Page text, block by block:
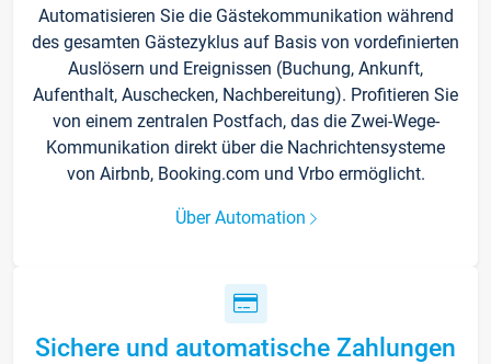
Automatisieren Sie die Gästekommunikation während
des gesamten Gästezyklus auf Basis von vordefinierten
Auslösern und Ereignissen (Buchung, Ankunft,
Aufenthalt, Auschecken, Nachbereitung). Profitieren Sie
von einem zentralen Postfach, das die Zwei-Wege-
Kommunikation direkt über die Nachrichtensysteme
von Airbnb, Booking.com und Vrbo ermöglicht.
Über Automation
Sichere und automatische Zahlungen